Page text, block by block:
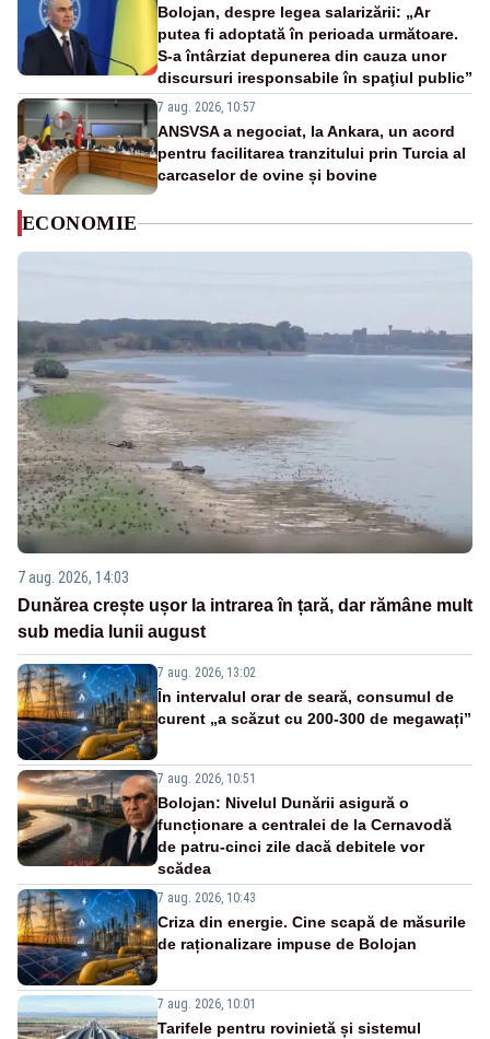
Bolojan, despre legea salarizării: „Ar
putea fi adoptată în perioada următoare.
S-a întârziat depunerea din cauza unor
discursuri iresponsabile în spaţiul public”
7 aug. 2026, 10:57
ANSVSA a negociat, la Ankara, un acord
pentru facilitarea tranzitului prin Turcia al
carcaselor de ovine și bovine
ECONOMIE
7 aug. 2026, 14:03
Dunărea crește ușor la intrarea în țară, dar rămâne mult
sub media lunii august
7 aug. 2026, 13:02
În intervalul orar de seară, consumul de
curent „a scăzut cu 200-300 de megawați”
7 aug. 2026, 10:51
Bolojan: Nivelul Dunării asigură o
funcționare a centralei de la Cernavodă
de patru-cinci zile dacă debitele vor
scădea
7 aug. 2026, 10:43
Criza din energie. Cine scapă de măsurile
de raționalizare impuse de Bolojan
7 aug. 2026, 10:01
Tarifele pentru rovinietă și sistemul